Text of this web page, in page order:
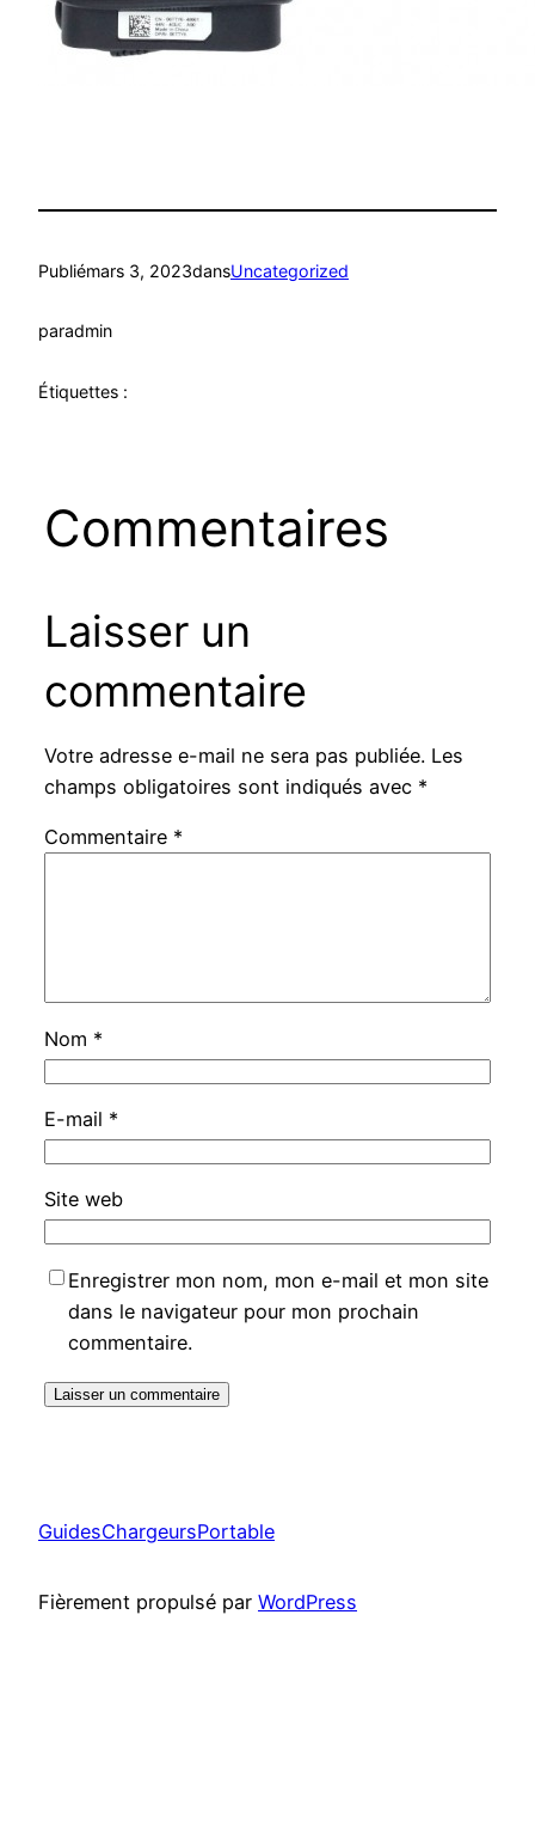
Publiémars 3, 2023dansUncategorized
paradmin
Étiquettes :
Commentaires
Laisser un
commentaire
Votre adresse e-mail ne sera pas publiée. Les
champs obligatoires sont indiqués avec *
Commentaire *
Nom *
E-mail *
Site web
Enregistrer mon nom, mon e-mail et mon site
dans le navigateur pour mon prochain
commentaire.
GuidesChargeursPortable
Fièrement propulsé par WordPress